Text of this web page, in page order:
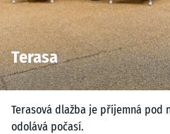
Terasa
Terasová dlažba je příjemná pod
odolává počasí.